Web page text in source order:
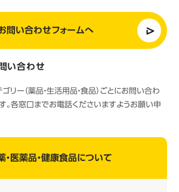
問い合わせフォームへ
い合わせ
リー（薬品・生活用品・食品）ごとにお問い合わ
。各窓口までお電話くださいますようお願い申
・医薬品・健康食品について